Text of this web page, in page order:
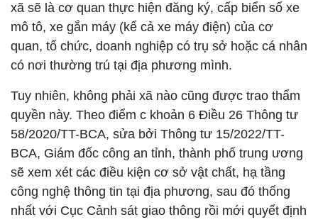
xã sẽ là cơ quan thực hiện đăng ký, cấp biển số xe
mô tô, xe gắn máy (kể cả xe máy điện) của cơ
quan, tổ chức, doanh nghiệp có trụ sở hoặc cá nhân
có nơi thường trú tại địa phương mình.
Tuy nhiên, không phải xã nào cũng được trao thẩm
quyền này. Theo điểm c khoản 6 Điều 26 Thông tư
58/2020/TT-BCA, sửa bởi Thông tư 15/2022/TT-
BCA, Giám đốc công an tỉnh, thành phố trung ương
sẽ xem xét các điều kiện cơ sở vật chất, hạ tầng
công nghệ thông tin tại địa phương, sau đó thống
nhất với Cục Cảnh sát giao thông rồi mới quyết định